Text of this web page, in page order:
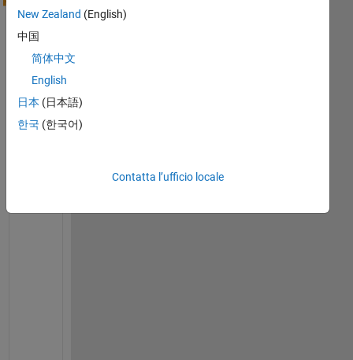
a
m
n
g
a
New Zealand (English)
中国
简体中文
English
日本 (日本語)
한국 (한국어)
Contatta l’ufficio locale